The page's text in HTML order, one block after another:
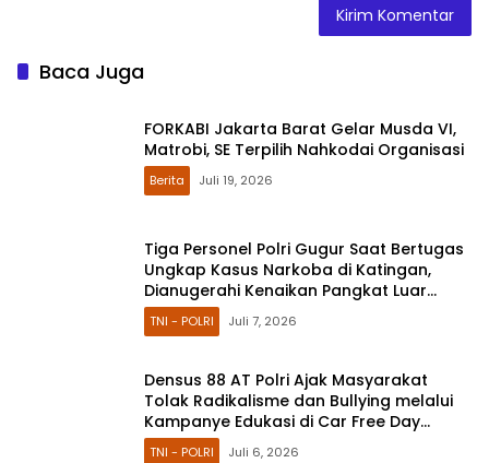
Baca Juga
FORKABI Jakarta Barat Gelar Musda VI,
Matrobi, SE Terpilih Nahkodai Organisasi
Berita Juli 19, 2026
Tiga Personel Polri Gugur Saat Bertugas
Ungkap Kasus Narkoba di Katingan,
Dianugerahi Kenaikan Pangkat Luar
Biasa Anumerta
TNI - POLRI Juli 7, 2026
Densus 88 AT Polri Ajak Masyarakat
Tolak Radikalisme dan Bullying melalui
Kampanye Edukasi di Car Free Day
Makassar
TNI - POLRI Juli 6, 2026